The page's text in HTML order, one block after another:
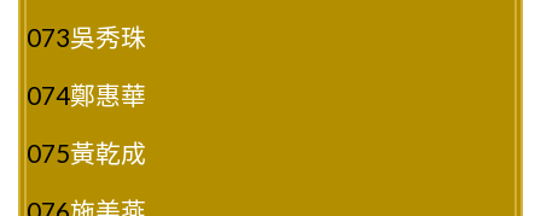
073吳秀珠
074鄭惠華
075黃乾成